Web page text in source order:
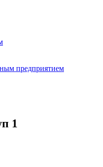
предприятием
1